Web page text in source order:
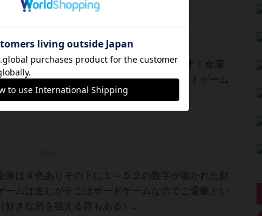
った点と悪かった点の両面から紹介します！金庫
いか小さいかを予測していく面白いカードゲーム
るべく獲得してからにし...
は４色ありその下に１～５２の数字が書かれた財
ムは進むがそこはボードゲームなのでご愛敬とい
好きな所を狙える目もある）...